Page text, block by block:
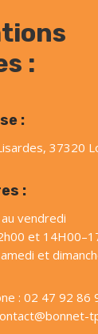
:
:
37320
:
vendredi
et
et
: 02 47 92 86